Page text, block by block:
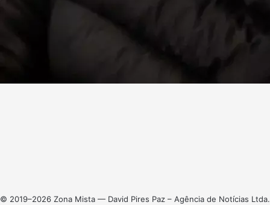
© 2019–2026 Zona Mista — David Pires Paz – Agência de Notícias Ltda.